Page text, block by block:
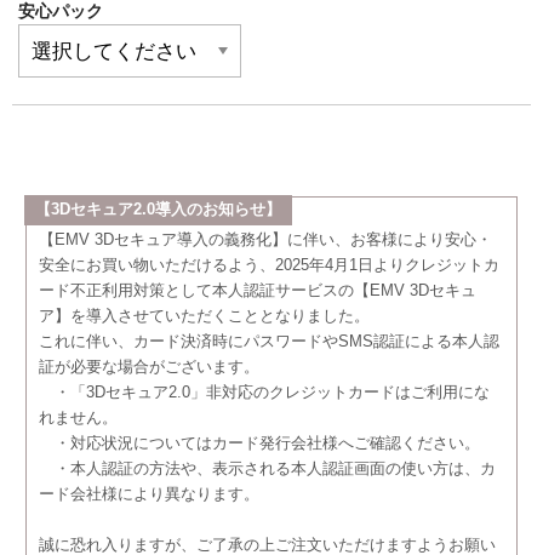
安心パック
【3Dセキュア2.0導入のお知らせ】
【EMV 3Dセキュア導入の義務化】に伴い、お客様により安心・
安全にお買い物いただけるよう、2025年4月1日よりクレジットカ
ード不正利用対策として本人認証サービスの【EMV 3Dセキュ
ア】を導入させていただくこととなりました。
これに伴い、カード決済時にパスワードやSMS認証による本人認
証が必要な場合がございます。
・「3Dセキュア2.0」非対応のクレジットカードはご利用にな
れません。
・対応状況についてはカード発行会社様へご確認ください。
・本人認証の方法や、表示される本人認証画面の使い方は、カ
ード会社様により異なります。
誠に恐れ入りますが、ご了承の上ご注文いただけますようお願い